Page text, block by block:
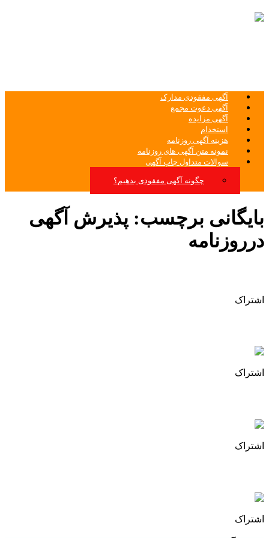
آگهی مفقودی مدارک
آگهی دعوت مجمع
آگهی مزایده
استخدام
هزینه آگهی روزنامه
نمونه متن آگهی های روزنامه
سوالات متداول چاپ آگهی
چگونه آگهی مفقودی بدهیم؟
بایگانی برچسب: پذیرش آگهی
درروزنامه
اشتراک
اشتراک
اشتراک
اشتراک